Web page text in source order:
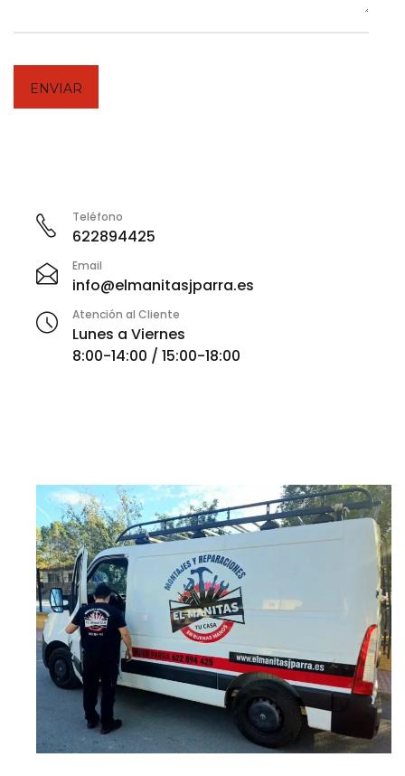
Teléfono
622894425
Email
info@elmanitasjparra.es
Atención al Cliente
Lunes a Viernes
8:00-14:00 / 15:00-18:00